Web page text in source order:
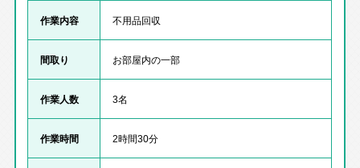
作業内容 不用品回収
間取り お部屋内の一部
作業人数 3名
作業時間 2時間30分